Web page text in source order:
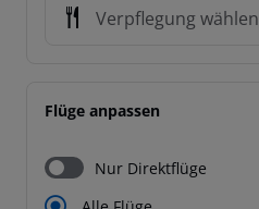
Verpflegung wählen
Flüge anpassen
Nur Direktflüge